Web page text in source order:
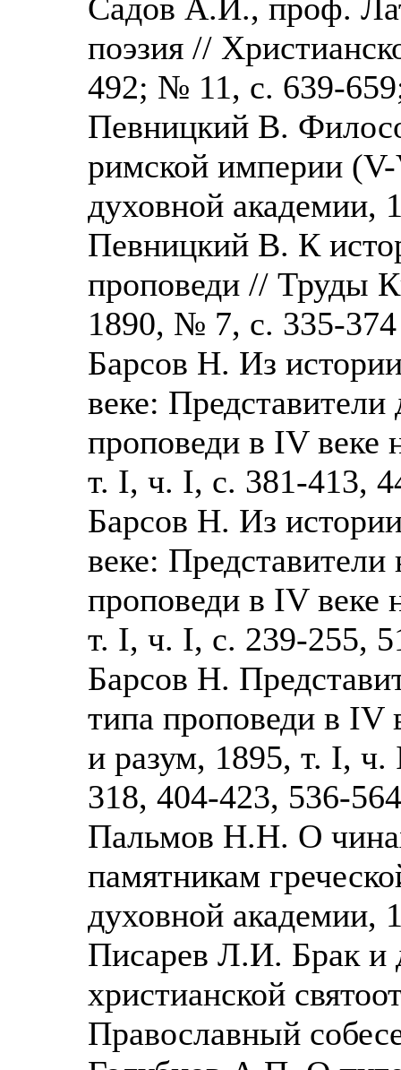
Садов А.И., проф.
поэзия //
492; № 11, с. 639-
Певницкий В.
римской империи
духовной академии,
Певницкий В. К
проповеди // Труды
1890, № 7, с. 335-374
Барсов Н. Из
веке:
проповеди в IV веке
т. I, ч. I, с. 381-413,
Барсов Н. Из
веке: Представители
проповеди в IV веке
т. I, ч. I, с. 239-255,
Барсов Н.
типа проповеди в IV
и разум, 1895, т. I,
318, 404-423, 536-564
Пальмов Н.Н. О
памятникам
духовной
Писарев Л.И. Брак и
христианской
Православный